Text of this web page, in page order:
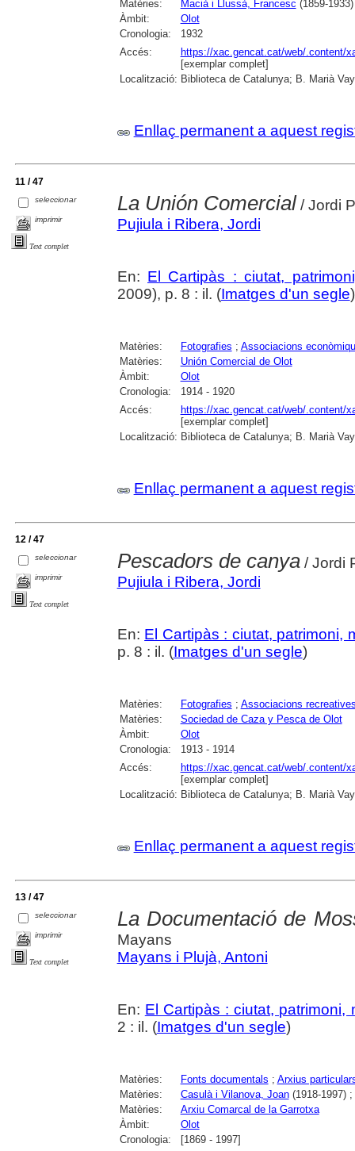
Matèries:
Macià i Llussà, Francesc (1859-1933)
Àmbit:
Olot
Cronologia:
1932
Accés:
https://xac.gencat.cat/web/.content/
[exemplar complet]
Localització: Biblioteca de Catalunya; B. Marià
Enllaç permanent a aquest
11 / 47
seleccionar
imprimir
Text complet
La Unión Comercial/ Jordi
Pujiula i Ribera, Jordi
En: El Cartipàs : ciutat,
2009), p. 8 : il. (Imatges d'un segle
Matèries: Fotografies ; Associacions
Matèries:
Unión Comercial de Olot
Àmbit:
Olot
Cronologia:
1914 - 1920
Accés:
https://xac.gencat.cat/web/.content/
[exemplar complet]
Localització: Biblioteca de Catalunya; B. Marià
Enllaç permanent a aquest
12 / 47
seleccionar
imprimir
Text complet
Pescadors de canya/ Jordi
Pujiula i Ribera, Jordi
En: El Cartipàs : ciutat, patrimoni,
p. 8 : il. (Imatges d'un segle)
Matèries: Fotografies ; Associacions
Matèries:
Sociedad de Caza y Pesca de Olot
Àmbit:
Olot
Cronologia:
1913 - 1914
Accés:
https://xac.gencat.cat/web/.content/
[exemplar complet]
Localització: Biblioteca de Catalunya; B. Marià
Enllaç permanent a aquest
13 / 47
seleccionar
imprimir
Text complet
La Documentació de
Mayans
Mayans i Plujà, Antoni
En: El Cartipàs : ciutat, patrimoni,
2 : il. (Imatges d'un segle)
Matèries: Fonts documentals ; Arxius
Matèries:
Casulà i Vilanova, Joan(1918-1997) ;
Matèries:
Arxiu Comarcal de la Garrotxa
Àmbit:
Olot
Cronologia:
[1869 - 1997]